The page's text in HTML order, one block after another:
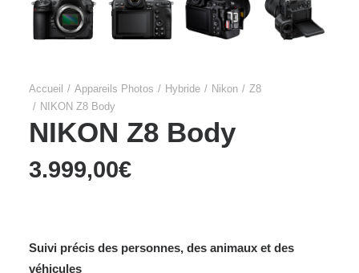
Accueil Appareils Photos Hybride Nikon
Z8
NIKON Z8 Body
NIKON Z8 Body
3.999,00€
Suivi précis des personnes, des animaux et des
véhicules